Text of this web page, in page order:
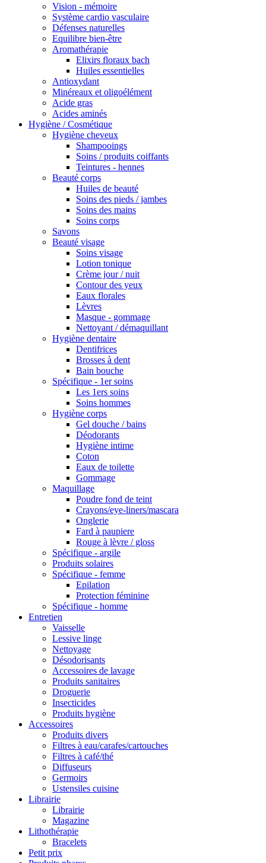
Vision - mémoire
Système cardio vasculaire
Défenses naturelles
Equilibre bien-être
Aromathérapie
Elixirs floraux bach
Huiles essentielles
Antioxydant
Minéreaux et oligoélément
Acide gras
Acides aminés
Hygiène / Cosmétique
Hygiène cheveux
Shampooings
Soins / produits coiffants
Teintures - hennes
Beauté corps
Huiles de beauté
Soins des pieds / jambes
Soins des mains
Soins corps
Savons
Beauté visage
Soins visage
Lotion tonique
Crème jour / nuit
Contour des yeux
Eaux florales
Lèvres
Masque - gommage
Nettoyant / démaquillant
Hygiène dentaire
Dentifrices
Brosses à dent
Bain bouche
Spécifique - 1er soins
Les 1ers soins
Soins hommes
Hygiène corps
Gel douche / bains
Déodorants
Hygiène intime
Coton
Eaux de toilette
Gommage
Maquillage
Poudre fond de teint
Crayons/eye-liners/mascara
Onglerie
Fard à paupiere
Rouge à lèvre / gloss
Spécifique - argile
Produits solaires
Spécifique - femme
Epilation
Protection féminine
Spécifique - homme
Entretien
Vaisselle
Lessive linge
Nettoyage
Désodorisants
Accessoires de lavage
Produits sanitaires
Droguerie
Insecticides
Produits hygiène
Accessoires
Produits divers
Filtres à eau/carafes/cartouches
Filtres à café/thé
Diffuseurs
Germoirs
Ustensiles cuisine
Librairie
Librairie
Magazine
Lithothérapie
Bracelets
Petit prix